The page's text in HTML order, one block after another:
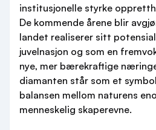
institusjonelle styrke
De kommende årene blir
landet realiserer sitt
juvelnasjon og som en
nye, mer bærekraftige
diamanten står som et
balansen mellom naturens
menneskelig skaperevne.